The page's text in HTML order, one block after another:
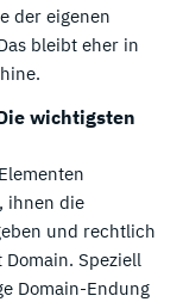
der eigenen
bleibt eher in
wichtigsten
ihnen die
und rechtlich
Speziell
Domain-Endung